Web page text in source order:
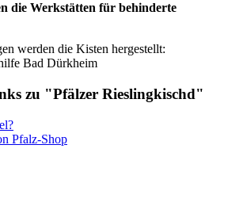
die Werkstätten für behinderte
werden die Kisten hergestellt:
Bad Dürkheim
zu "Pfälzer Rieslingkischd"
Pfalz-Shop